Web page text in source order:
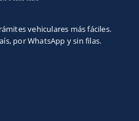
vehiculares más fáciles.
por WhatsApp y sin filas.